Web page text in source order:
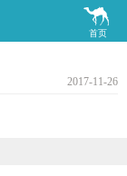

首页
2017-11-26